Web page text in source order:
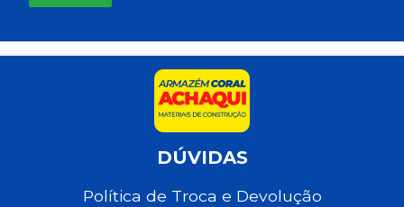
DÚVIDAS
Política de Troca e Devolução